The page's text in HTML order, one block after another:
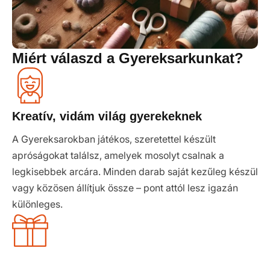
Miért válaszd a Gyereksarkunkat?
Kreatív, vidám világ gyerekeknek
A Gyereksarokban játékos, szeretettel készült
apróságokat találsz, amelyek mosolyt csalnak a
legkisebbek arcára. Minden darab saját kezűleg készül
vagy közösen állítjuk össze – pont attól lesz igazán
különleges.